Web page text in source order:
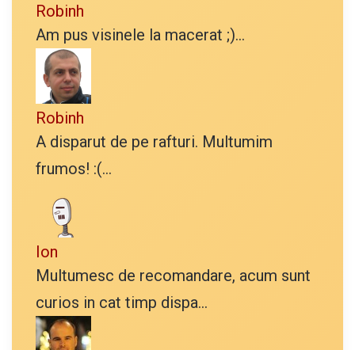
Robinh
Am pus visinele la macerat ;)...
Robinh
A disparut de pe rafturi. Multumim
frumos! :(...
Ion
Multumesc de recomandare, acum sunt
curios in cat timp dispa...